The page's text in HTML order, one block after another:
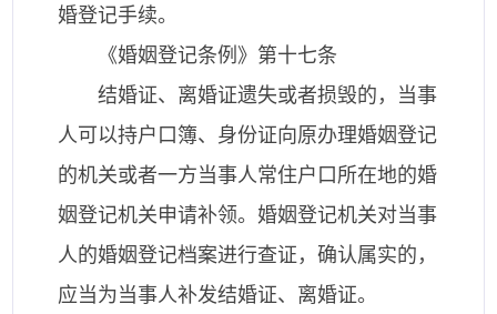
婚登记手续。
《婚姻登记条例》第十七条
结婚证、离婚证遗失或者损毁的，当事
人可以持户口簿、身份证向原办理婚姻登记
的机关或者一方当事人常住户口所在地的婚
姻登记机关申请补领。婚姻登记机关对当事
人的婚姻登记档案进行查证，确认属实的，
应当为当事人补发结婚证、离婚证。